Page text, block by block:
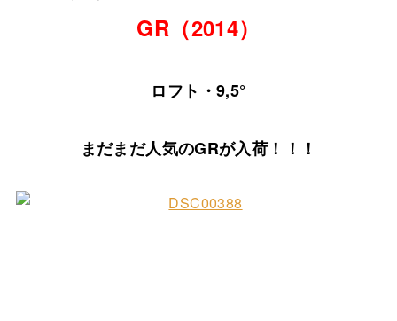
GR（2014）
ロフト・9,5°
まだまだ人気のGRが入荷！！！